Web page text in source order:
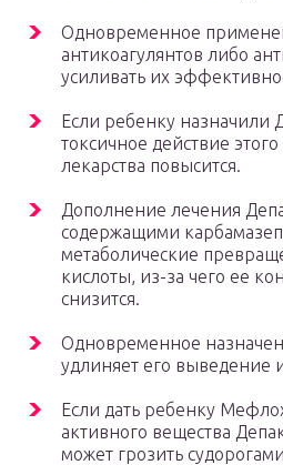
Одновременное
антикоагулянтов либо
усиливать их
Если ребенку назначили
токсичное действие
лекарства повысится.
Дополнение лечения
содержащими
метаболические
кислоты, из-за чего ее
снизится.
Одновременное
удлиняет его выведение
Если дать ребенку
активного вещества
может грозить